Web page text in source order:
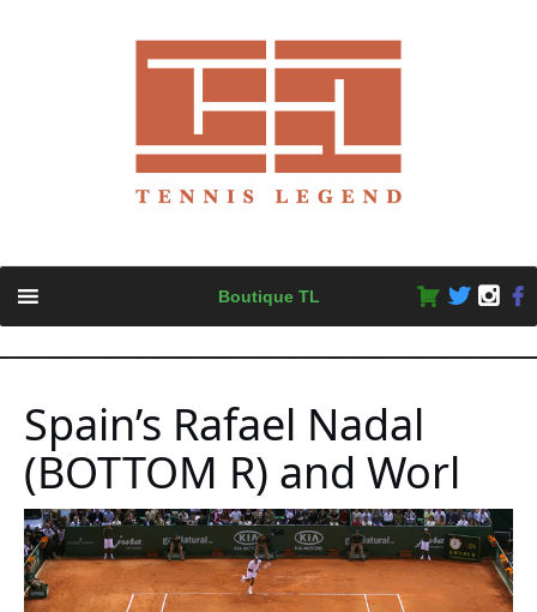
content
Boutique TL
Spain’s Rafael Nadal
(BOTTOM R) and Worl